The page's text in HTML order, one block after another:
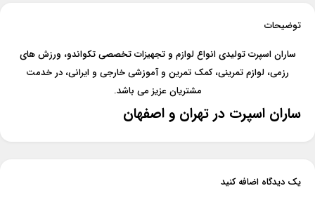
توضیحات
ساران اسپرت تولیدی انواع لوازم و تجهیزات تخصصی تکواندو، ورزش های
رزمی، لوازم تمرینی، کمک تمرین و آموزشی خارجی و ایرانی، در خدمت
مشتریان عزیز می باشد.
ساران اسپرت در تهران و اصفهان
یک دیدگاه اضافه کنید